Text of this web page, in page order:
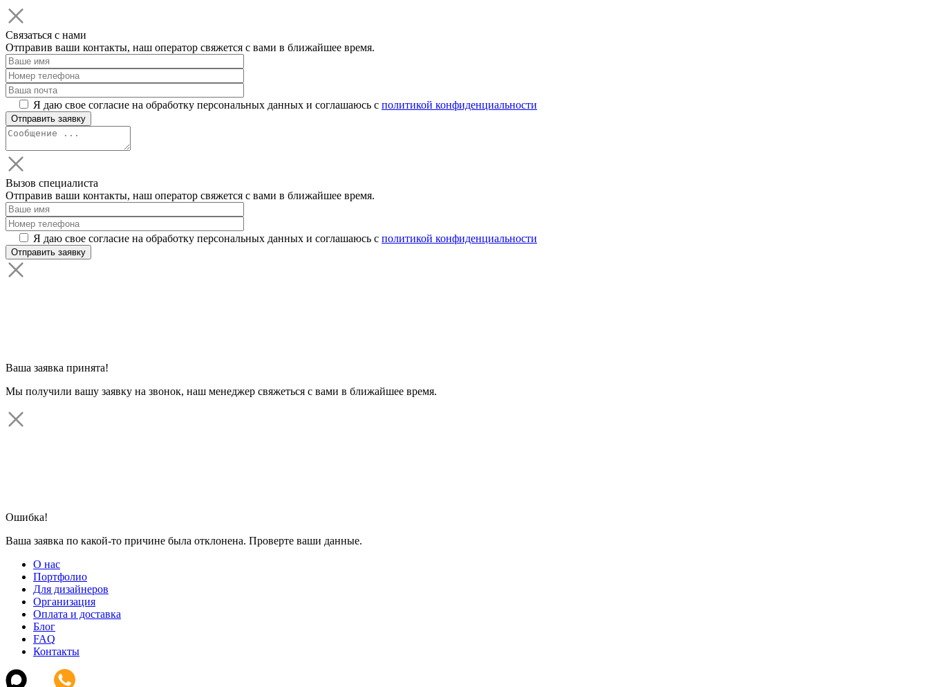
Связаться с нами
Отправив ваши контакты, наш оператор свяжется с вами в ближайшее время.
Я даю свое согласие на обработку персональных данных и соглашаюсь с политикой конфиденциальности
Вызов специалиста
Отправив ваши контакты, наш оператор свяжется с вами в ближайшее время.
Я даю свое согласие на обработку персональных данных и соглашаюсь с политикой конфиденциальности
Ваша заявка принята!
Мы получили вашу заявку на звонок, наш менеджер свяжеться с вами в ближайшее время.
Ошибка!
Ваша заявка по какой-то причине была отклонена. Проверте ваши данные.
О нас
Портфолио
Для дизайнеров
Организация
Оплата и доставка
Блог
FAQ
Контакты